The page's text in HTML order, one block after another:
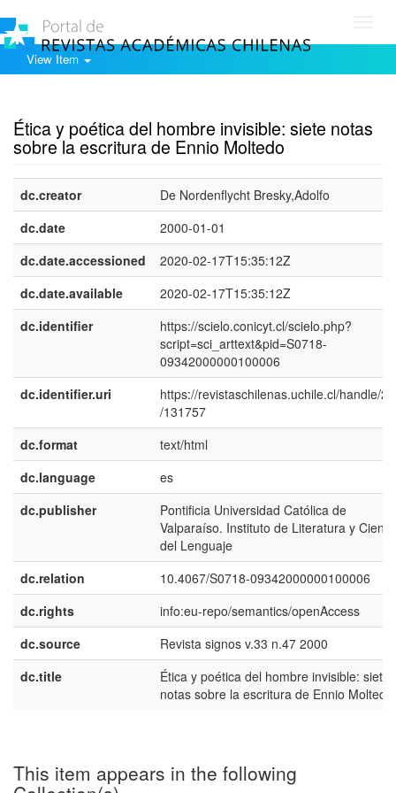
View Item
Ética y poética del hombre invisible: siete notas
sobre la escritura de Ennio Moltedo
dc.creator
De Nordenflycht Bresky,Adolfo
dc.date
2000-01-01
dc.date.accessioned
2020-02-17T15:35:12Z
dc.date.available
2020-02-17T15:35:12Z
dc.identifier
https://scielo.conicyt.cl/scielo.php?
script=sci_arttext&pid=S0718-
09342000000100006
dc.identifier.uri
https://revistaschilenas.uchile.cl/handle/
/131757
dc.format
text/html
dc.language
es
dc.publisher
Pontificia Universidad Católica de
Valparaíso. Instituto de Literatura y
del Lenguaje
dc.relation
10.4067/S0718-09342000000100006
dc.rights
info:eu-repo/semantics/openAccess
dc.source
Revista signos v.33 n.47 2000
dc.title
Ética y poética del hombre invisible: siete
notas sobre la escritura de Ennio Moltedo
This item appears in the following